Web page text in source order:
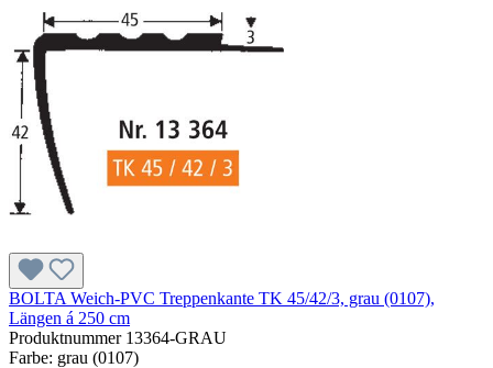
BOLTA Weich-PVC Treppenkante TK 45/42/3, grau (0107),
Längen á 250 cm
Produktnummer 13364-GRAU
Farbe: grau (0107)